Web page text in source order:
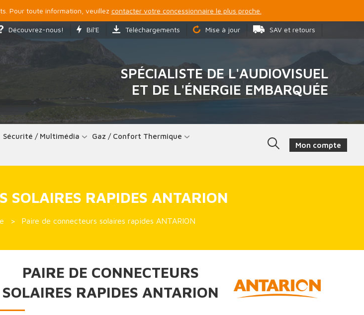
Pour toute information, veuillez contacter votre concessionnaire le plus proche.
Découvrez-nous! Bil'E Téléchargements Mise à jour SAV et retours
SPÉCIALISTE DE L'AUDIOVISUEL
ET DE L'ÉNERGIE EMBARQUÉE
Sécurité / Multimédia
Gaz / Confort Thermique
Mon compte
SOLAIRES RAPIDES ANTARION
Paire de connecteurs solaires rapides ANTARION
PAIRE DE CONNECTEURS
SOLAIRES RAPIDES ANTARION